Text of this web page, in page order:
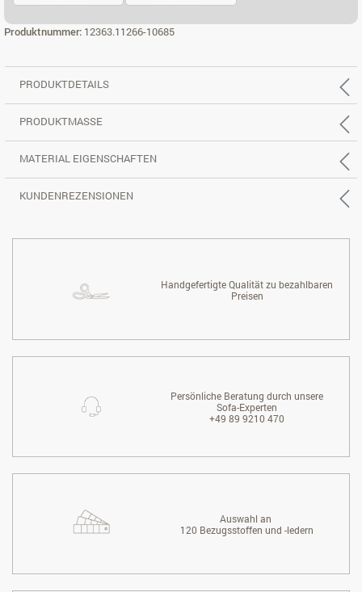
Produktnummer: 12363.11266-10685
PRODUKTDETAILS
PRODUKTMASSE
MATERIAL EIGENSCHAFTEN
KUNDENREZENSIONEN
Handgefertigte Qualität zu bezahlbaren
Preisen
Persönliche Beratung durch unsere
Sofa-Experten
+49 89 9210 470
Auswahl an
120 Bezugsstoffen und -ledern